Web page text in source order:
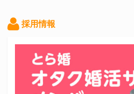
採用情報